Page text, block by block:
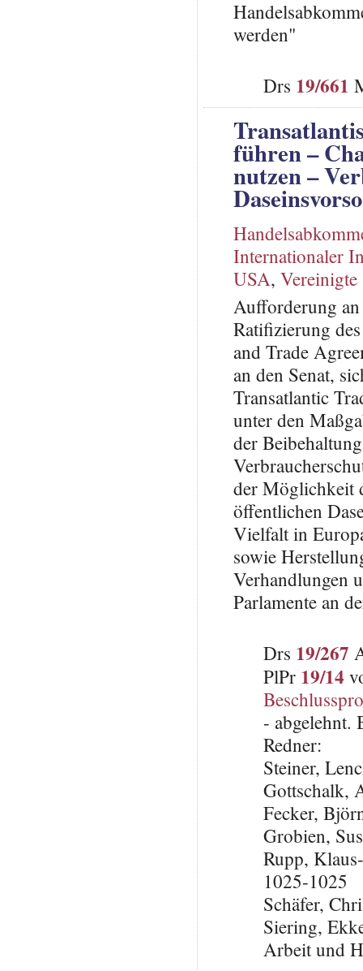
werden"
Drs 19/661
führen –
nutzen –
Internationaler
USA,
Aufforderung an
Ratifizierung
and Trade
an den Senat,
Transatlantic
unter den
der
der Möglichkeit
öffentlichen
Vielfalt in
sowie
Verhandlungen
Parlamente an
Drs 19/267
PlPr 19/14
- abgelehnt.
Redner:
Steiner,
Gottschalk,
Fecker,
Grobien,
Rupp,
1025-1025
Schäfer,
Siering,
Arbeit und